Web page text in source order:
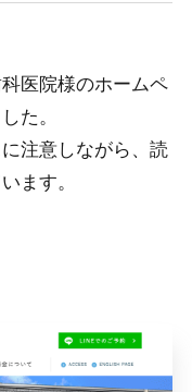
医院様のホームペ
た。
注意しながら、読
ます。